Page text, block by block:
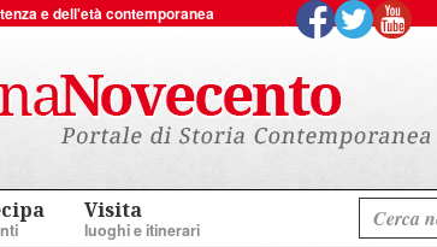
e dell'età contemporanea
Visita
luoghi e itinerari